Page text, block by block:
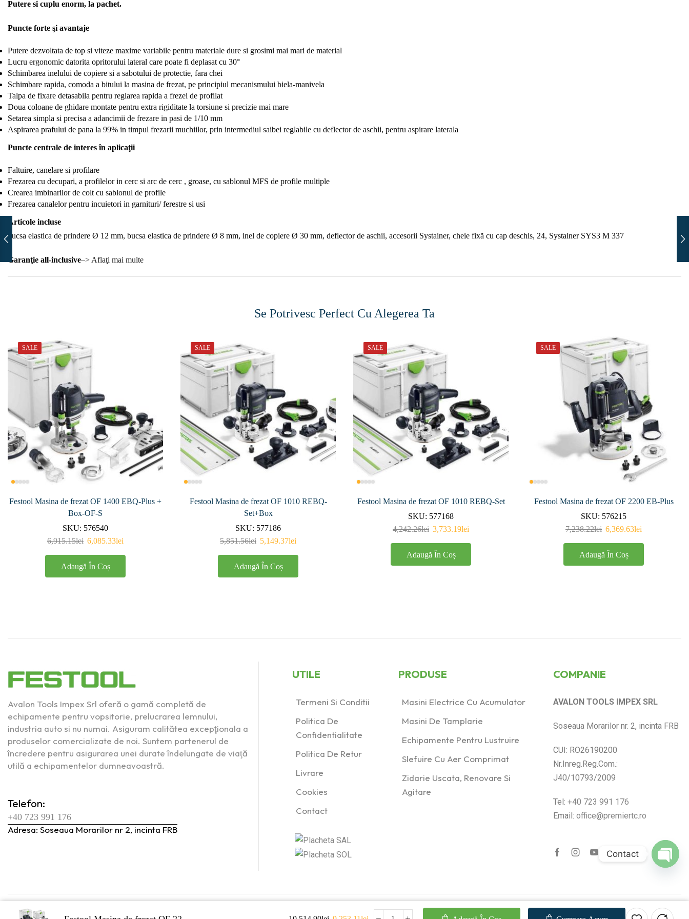
Putere si cuplu enorm, la pachet.
Puncte forte şi avantaje
Putere dezvoltata de top si viteze maxime variabile pentru materiale dure si grosimi mai mari de material
Lucru ergonomic datorita opritorului lateral care poate fi deplasat cu 30°
Schimbarea inelului de copiere si a sabotului de protectie, fara chei
Schimbare rapida, comoda a bitului la masina de frezat, pe principiul mecanismului biela-manivela
Talpa de fixare detasabila pentru reglarea rapida a frezei de profilat
Doua coloane de ghidare montate pentru extra rigiditate la torsiune si precizie mai mare
Setarea simpla si precisa a adancimii de frezare in pasi de 1/10 mm
Aspirarea prafului de pana la 99% in timpul frezarii muchiilor, prin intermediul saibei reglabile cu deflector de aschii, pentru aspirare laterala
Puncte centrale de interes în aplicaţii
Faltuire, canelare si profilare
Frezarea cu decupari, a profilelor in cerc si arc de cerc , groase, cu sablonul MFS de profile multiple
Crearea imbinarilor de colt cu sablonul de profile
Frezarea canalelor pentru incuietori in garnituri/ ferestre si usi
Articole incluse
bucsa elastica de prindere Ø 12 mm, bucsa elastica de prindere Ø 8 mm, inel de copiere Ø 30 mm, deflector de aschii, accesorii Systainer, cheie fixă cu cap deschis, 24, Systainer SYS3 M 337
Garanţie all-inclusive–> Aflaţi mai multe
Se Potrivesc Perfect Cu Alegerea Ta
SALE
Festool Masina de frezat OF 1400 EBQ-Plus +
Box-OF-S
SKU: 576540
6,915.15lei 6,085.33lei
Adaugă În Coș
SALE
Festool Masina de frezat OF 1010 REBQ-
Set+Box
SKU: 577186
5,851.56lei 5,149.37lei
Adaugă În Coș
SALE
Festool Masina de frezat OF 1010 REBQ-Set
SKU: 577168
4,242.26lei 3,733.19lei
Adaugă În Coș
SALE
Festool Masina de frezat OF 2200 EB-Plus
SKU: 576215
7,238.22lei 6,369.63lei
Adaugă În Coș
Avalon Tools Impex Srl oferă o gamă completă de
echipamente pentru vopsitorie, prelucrarea lemnului,
industria auto si nu numai. Asiguram calitătea excepţionala a
produselor comercializate de noi. Suntem partenerul de
încredere pentru asigurarea unei durate îndelungate de viaţă
utilă a echipamentelor dumneavoastră.
Telefon:
+40 723 991 176
Adresa: Soseaua Morarilor nr 2, incinta FRB
UTILE
Termeni Si Conditii
Politica De
Confidentialitate
Politica De Retur
Livrare
Cookies
Contact
PRODUSE
Masini Electrice Cu Acumulator
Masini De Tamplarie
Echipamente Pentru Lustruire
Slefuire Cu Aer Comprimat
Zidarie Uscata, Renovare Si
Agitare
COMPANIE
AVALON TOOLS IMPEX SRL
Soseaua Morarilor nr. 2, incinta FRB
CUI: RO26190200
Nr.Inreg.Reg.Com.:
J40/10793/2009
Tel:+40 723 991 176
Email:office@premiertc.ro
Contact